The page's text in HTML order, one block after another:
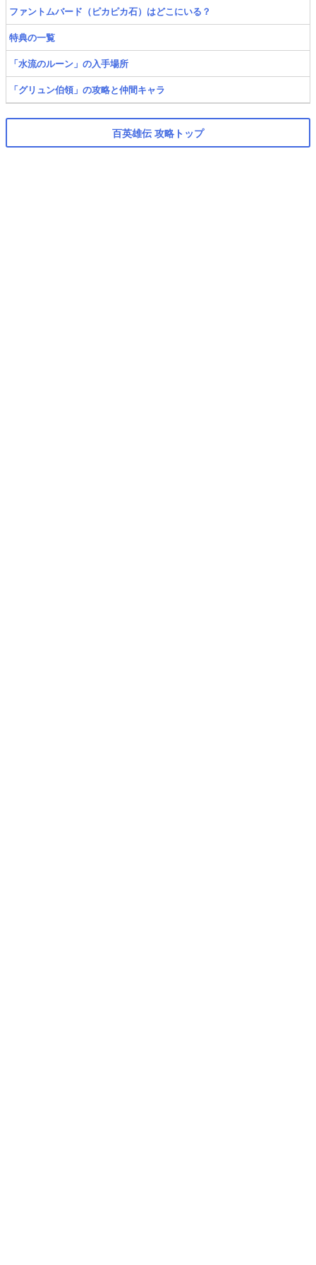
ファントムバード（ピカピカ石）はどこにいる？
特典の一覧
「水流のルーン」の入手場所
「グリュン伯領」の攻略と仲間キャラ
百英雄伝 攻略トップ